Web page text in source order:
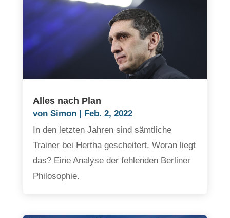
Alles nach Plan
von Simon|
Feb. 2, 2022
In den letzten Jahren sind sämtliche
Trainer bei Hertha gescheitert. Woran liegt
das? Eine Analyse der fehlenden Berliner
Philosophie.